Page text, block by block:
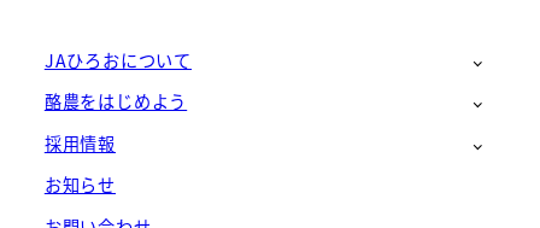
JAひろおについて
酪農をはじめよう
採用情報
お知らせ